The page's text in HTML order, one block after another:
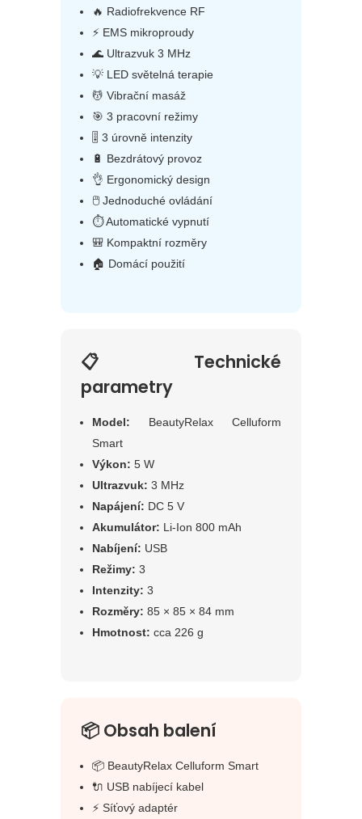
🔥 Radiofrekvence RF
⚡ EMS mikroproudy
🌊 Ultrazvuk 3 MHz
💡 LED světelná terapie
💆 Vibrační masáž
🎯 3 pracovní režimy
🎚 3 úrovně intenzity
🔋 Bezdrátový provoz
👌 Ergonomický design
🖱 Jednoduché ovládání
⏱ Automatické vypnutí
🎒 Kompaktní rozměry
🏠 Domácí použití
📋 Technické
parametry
Model: BeautyRelax Celluform
Smart
Výkon: 5 W
Ultrazvuk: 3 MHz
Napájení: DC 5 V
Akumulátor: Li-Ion 800 mAh
Nabíjení: USB
Režimy: 3
Intenzity: 3
Rozměry: 85 × 85 × 84 mm
Hmotnost: cca 226 g
📦 Obsah balení
📦 BeautyRelax Celluform Smart
🔌 USB nabíjecí kabel
⚡ Síťový adaptér